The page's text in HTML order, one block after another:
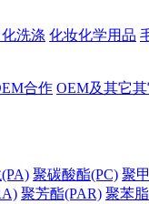
化洗涤 化妆化学用品
合作 OEM及其它其
聚碳酸酯(PC) 聚
聚芳酯(PAR) 聚苯